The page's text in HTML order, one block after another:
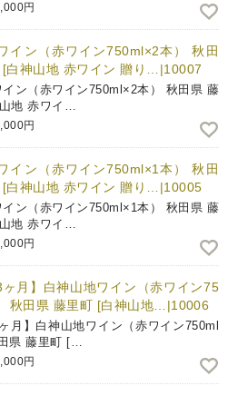
円
イン（赤ワイン750ml×2本） 秋田
[白神山地 赤ワイン 贈り…|10007
イン（赤ワイン750ml×2本） 秋田県 藤
地 赤ワイ…
円
イン（赤ワイン750ml×1本） 秋田
[白神山地 赤ワイン 贈り…|10005
イン（赤ワイン750ml×1本） 秋田県 藤
地 赤ワイ…
円
ヶ月】白神山地ワイン（赤ワイン75
秋田県 藤里町 [白神山地…|10006
月】白神山地ワイン（赤ワイン750ml
県 藤里町 […
円